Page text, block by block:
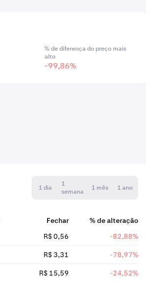
% de diferença do preço mais
alto
-99,86%
1 dia
1
semana
1 mês 1 ano
Fechar
% de alteração
R$ 0,56 -82,88%
R$ 3,31 -78,97%
R$ 15,59 -24,52%